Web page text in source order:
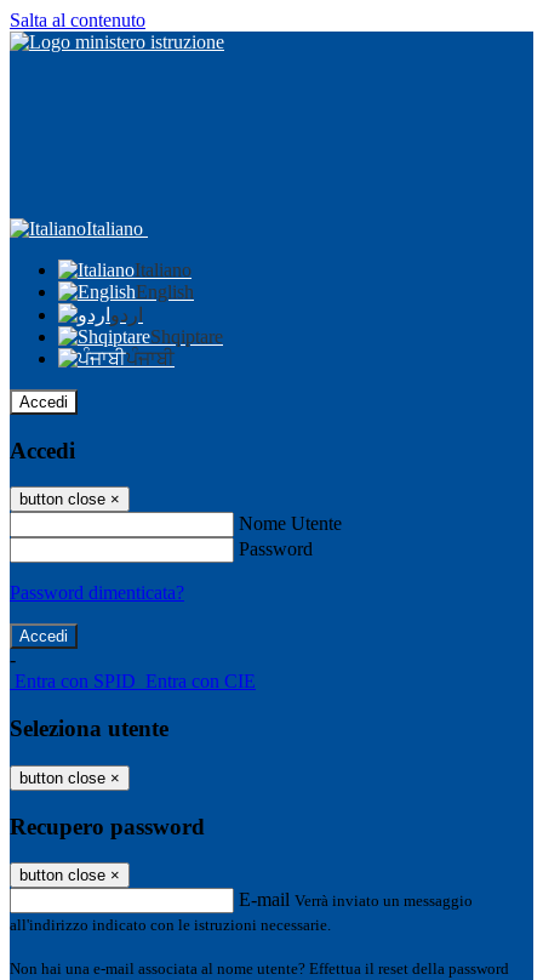
Salta al contenuto
Italiano
Italiano
English
اردو
Shqiptare
ਪੰਜਾਬੀ
Accedi
Accedi
button close ×
Nome Utente
Password
Password dimenticata?
-
Entra con SPID Entra con CIE
Seleziona utente
button close ×
Recupero password
button close ×
E-mail Verrà inviato un messaggio
all'indirizzo indicato con le istruzioni necessarie.
Non hai una e-mail associata al nome utente? Effettua il reset della password